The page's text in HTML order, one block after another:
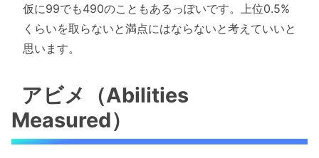
仮に99でも490のこともあるっぽいです。上位0.5%
くらいを取らないと満点にはならないと考えていいと
思います。
アビメ（Abilities
Measured）